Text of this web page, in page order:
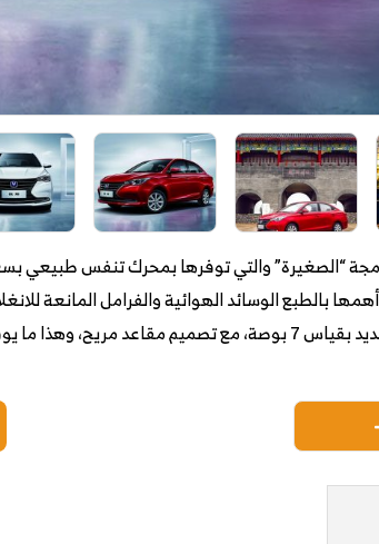
بالطبع الوسائد الهوائية والفرامل المانعة
في شانجان ألسفن شاشة لمسية بنظام ترفيهي جديد بقياس 7 بوصة،